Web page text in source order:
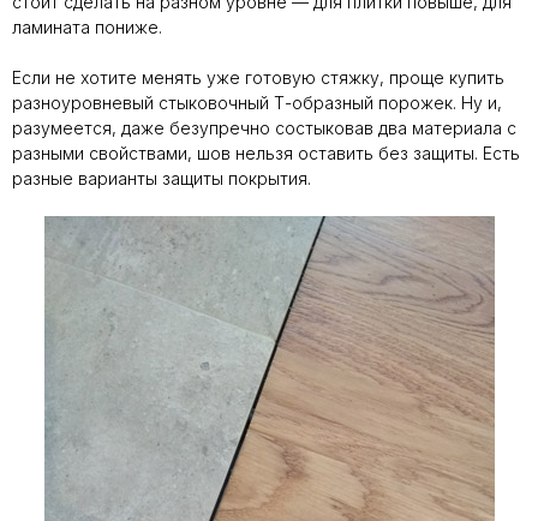
ламината пониже.
Если не хотите менять уже готовую стяжку, проще купить
разноуровневый стыковочный Т-образный порожек. Ну и,
разумеется, даже безупречно состыковав два материала с
разными свойствами, шов нельзя оставить без защиты. Есть
разные варианты защиты покрытия.